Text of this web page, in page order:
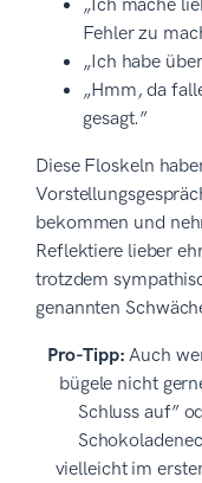
„Ich mache
Fehler zu
„Ich habe
„Hmm, da
gesagt.”
Diese Floskeln
bekommen und
Reflektiere lieber
trotzdem
genannten
Pro-Tipp:Auch
bügele nicht
Schluss auf”
vielleicht im